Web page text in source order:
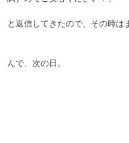
と返信してきたので、その時は
んで、次の日。